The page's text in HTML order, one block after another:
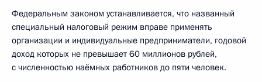
Федеральным законом устанавливается, что названный
специальный налоговый режим вправе применять
организации и индивидуальные предприниматели, годовой
доход которых не превышает 60 миллионов рублей,
с численностью наёмных работников до пяти человек.